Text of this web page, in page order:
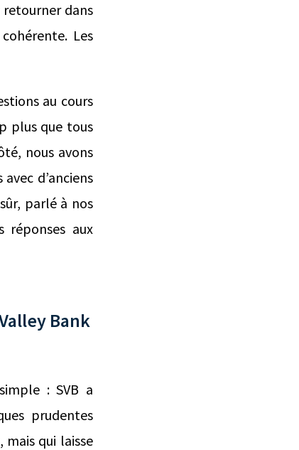
retourner dans
Les
au cours
plus que tous
nous avons
d’anciens
parlé à nos
réponses aux
Bank
: SVB a
prudentes
qui laisse